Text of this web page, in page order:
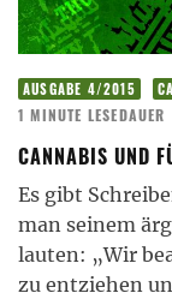
AUSGABE 4/2015
1 MINUTE LESEDAUER
CANNABIS UND
Es gibt
man seinem
lauten: „Wir
zu entziehen